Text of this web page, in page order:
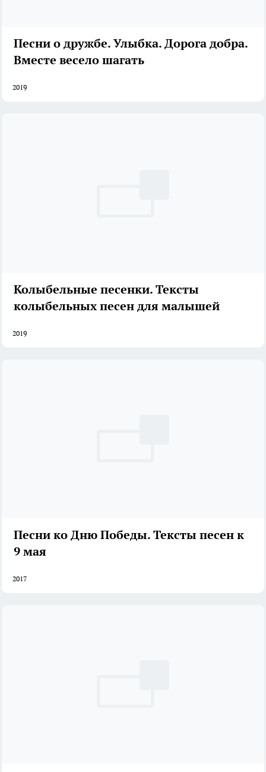
Песни о дружбе. Улыбка. Дорога добра.
Вместе весело шагать
2019
Колыбельные песенки. Тексты
колыбельных песен для малышей
2019
Песни ко Дню Победы. Тексты песен к
9 мая
2017